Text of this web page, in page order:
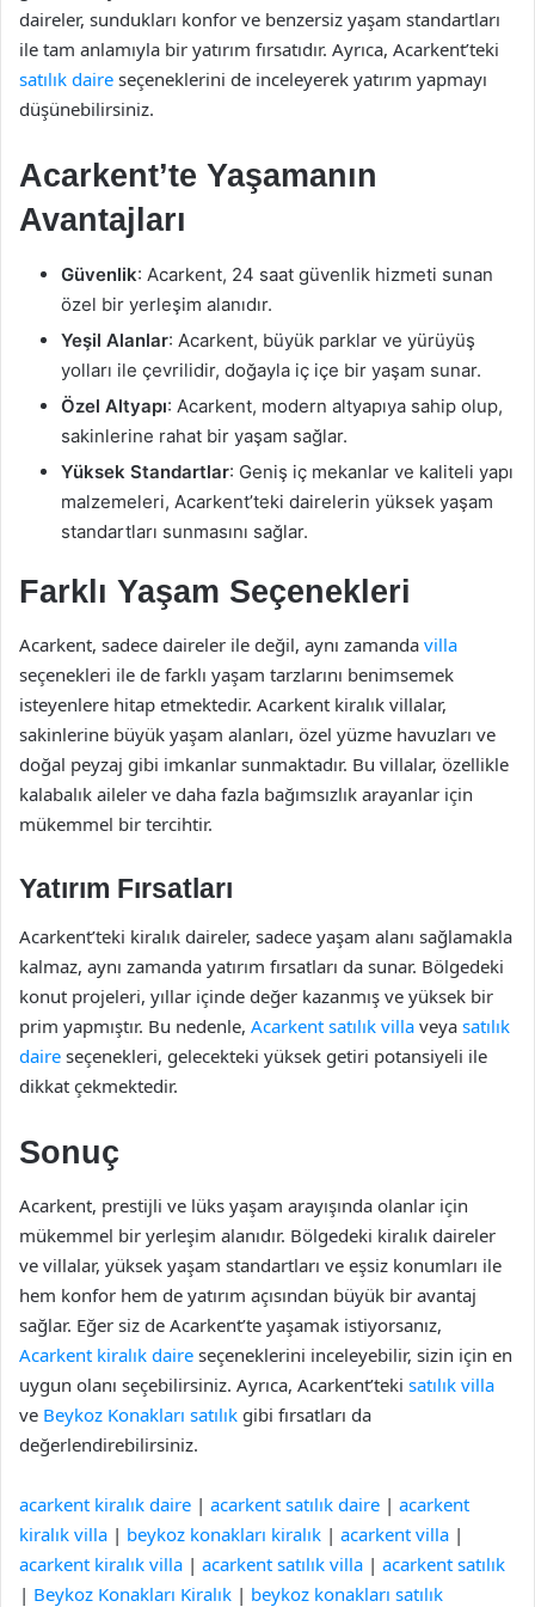
daireler, sundukları konfor ve benzersiz yaşam standartları
ile tam anlamıyla bir yatırım fırsatıdır. Ayrıca, Acarkent’teki
satılık daire seçeneklerini de inceleyerek yatırım yapmayı
düşünebilirsiniz.
Acarkent’te Yaşamanın
Avantajları
Güvenlik: Acarkent, 24 saat güvenlik hizmeti sunan
özel bir yerleşim alanıdır.
Yeşil Alanlar: Acarkent, büyük parklar ve yürüyüş
yolları ile çevrilidir, doğayla iç içe bir yaşam sunar.
Özel Altyapı: Acarkent, modern altyapıya sahip olup,
sakinlerine rahat bir yaşam sağlar.
Yüksek Standartlar: Geniş iç mekanlar ve kaliteli yapı
malzemeleri, Acarkent’teki dairelerin yüksek yaşam
standartları sunmasını sağlar.
Farklı Yaşam Seçenekleri
Acarkent, sadece daireler ile değil, aynı zamanda villa
seçenekleri ile de farklı yaşam tarzlarını benimsemek
isteyenlere hitap etmektedir. Acarkent kiralık villalar,
sakinlerine büyük yaşam alanları, özel yüzme havuzları ve
doğal peyzaj gibi imkanlar sunmaktadır. Bu villalar, özellikle
kalabalık aileler ve daha fazla bağımsızlık arayanlar için
mükemmel bir tercihtir.
Yatırım Fırsatları
Acarkent’teki kiralık daireler, sadece yaşam alanı sağlamakla
kalmaz, aynı zamanda yatırım fırsatları da sunar. Bölgedeki
konut projeleri, yıllar içinde değer kazanmış ve yüksek bir
prim yapmıştır. Bu nedenle, Acarkent satılık villa veya satılık
daire seçenekleri, gelecekteki yüksek getiri potansiyeli ile
dikkat çekmektedir.
Sonuç
Acarkent, prestijli ve lüks yaşam arayışında olanlar için
mükemmel bir yerleşim alanıdır. Bölgedeki kiralık daireler
ve villalar, yüksek yaşam standartları ve eşsiz konumları ile
hem konfor hem de yatırım açısından büyük bir avantaj
sağlar. Eğer siz de Acarkent’te yaşamak istiyorsanız,
Acarkent kiralık daire seçeneklerini inceleyebilir, sizin için en
uygun olanı seçebilirsiniz. Ayrıca, Acarkent’teki satılık villa
ve Beykoz Konakları satılık gibi fırsatları da
değerlendirebilirsiniz.
acarkent kiralık daire | acarkent satılık daire | acarkent
kiralık villa | beykoz konakları kiralık | acarkent villa |
acarkent kiralık villa | acarkent satılık villa | acarkent satılık
| Beykoz Konakları Kiralık | beykoz konakları satılık